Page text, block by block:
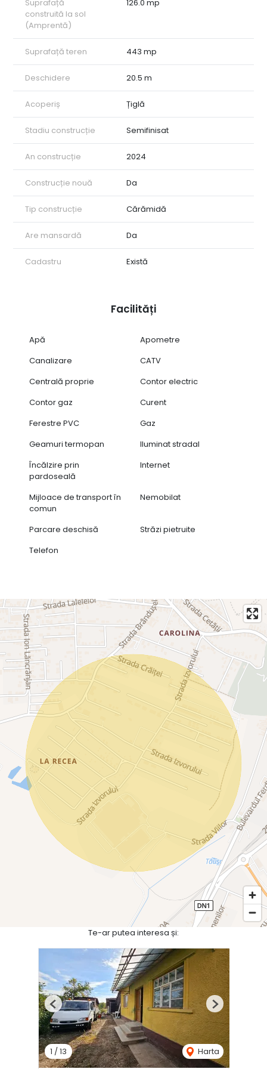
Suprafață
construită la sol
(Amprentă)
126.0 mp
Suprafață teren 443 mp
Deschidere 20.5 m
Acoperiș Țiglă
Stadiu construcție Semifinisat
An construcție 2024
Construcție nouă Da
Tip construcție Cărămidă
Are mansardă Da
Cadastru Există
Facilități
Apă
Apometre
Canalizare
CATV
Centrală proprie
Contor electric
Contor gaz
Curent
Ferestre PVC
Gaz
Geamuri termopan
Iluminat stradal
Încălzire prin
pardoseală
Internet
Mijloace de transport în
comun
Nemobilat
Parcare deschisă
Străzi pietruite
Telefon
Te-ar putea interesa și:
1 /13 Harta
Previous Next